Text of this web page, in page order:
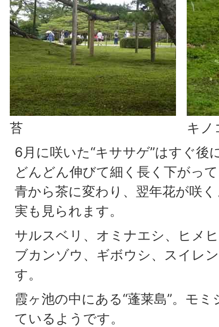
苔
キノ
6月に咲いた“キササゲ”はすぐ後
どんどん伸びて細く長く下がっ
青から茶に変わり、翌年花が咲
実も見られます。
サルスベリ、オミナエシ、ヒメ
ブカンゾウ、ギボウシ、スイレ
す。
霞ヶ池の中にある“蓬莱島”。モ
ているようです。